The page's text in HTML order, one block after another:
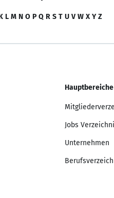
L M N O P Q R S T U V W X Y Z
Hauptbereiche
Jobs
Unternehmen